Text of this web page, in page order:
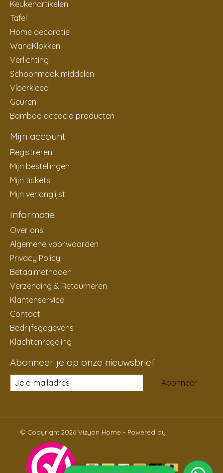
Keukenartikelen
Tafel
Home decoratie
WandKlokken
Verlichting
Schoonmaak middelen
Vloerkleed
Geuren
Bamboo accacia producten
Mijn account
Registreren
Mijn bestellingen
Mijn tickets
Mijn verlanglijst
Informatie
Over ons
Algemene voorwaarden
Privacy Policy
Betaalmethoden
Verzending & Retourneren
Klantenservice
Contact
Bedrijfsgegevens
Klachtenregeling
Abonneer je op onze nieuwsbrief
Abonneer
© Copyright 2026 Vizyon Home - Powered by
NL